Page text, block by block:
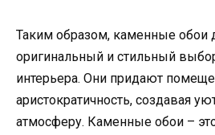
Таким образом, каменные обои
оригинальный и стильный
интерьера. Они придают
аристократичность, создавая
атмосферу. Каменные обои –